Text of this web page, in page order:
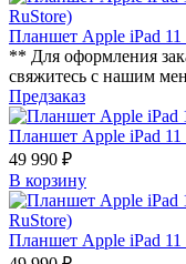
Планшет Apple iPad 11
** Для оформления
свяжитесь с нашим
Предзаказ
Планшет Apple iPad 11
49 990 ₽
В корзину
Планшет Apple iPad 11